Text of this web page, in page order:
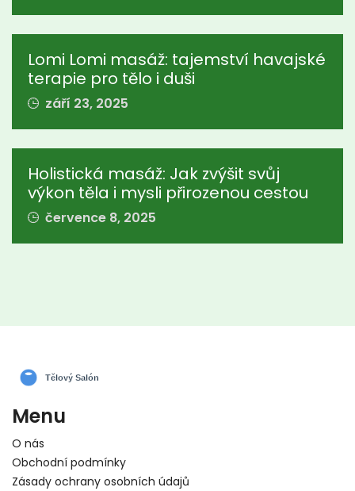
Lomi Lomi masáž: tajemství havajské
terapie pro tělo i duši
září 23, 2025
Holistická masáž: Jak zvýšit svůj
výkon těla i mysli přirozenou cestou
července 8, 2025
Menu
O nás
Obchodní podmínky
Zásady ochrany osobních údajů